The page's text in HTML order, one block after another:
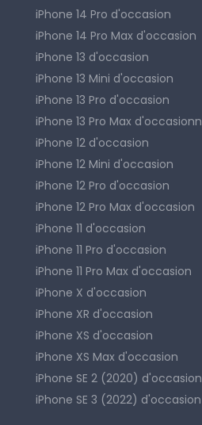
iPhone 14 Pro d'occasion
iPhone 14 Pro Max d'occasion
iPhone 13 d'occasion
iPhone 13 Mini d'occasion
iPhone 13 Pro d'occasion
iPhone 13 Pro Max d'occasionn
iPhone 12 d'occasion
iPhone 12 Mini d'occasion
iPhone 12 Pro d'occasion
iPhone 12 Pro Max d'occasion
iPhone 11 d'occasion
iPhone 11 Pro d'occasion
iPhone 11 Pro Max d'occasion
iPhone X d'occasion
iPhone XR d'occasion
iPhone XS d'occasion
iPhone XS Max d'occasion
iPhone SE 2 (2020) d'occasion
iPhone SE 3 (2022) d'occasion